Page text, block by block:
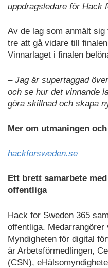
uppdragsledare för Hack
Av de lag som anmält
tre att gå vidare till
Vinnarlaget i finalen
– Jag är supertaggad
och se hur det vinnande
göra skillnad och skapa
Mer om utmaningen
hackforsweden.se
Ett brett samarbete
offentliga
Hack for Sweden 365
offentliga.
Myndigheten för digital
är Arbetsförmedlingen,
(CSN),